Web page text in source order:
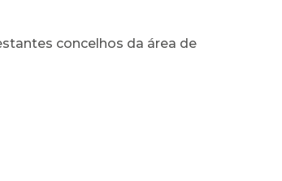
concelhos da área de